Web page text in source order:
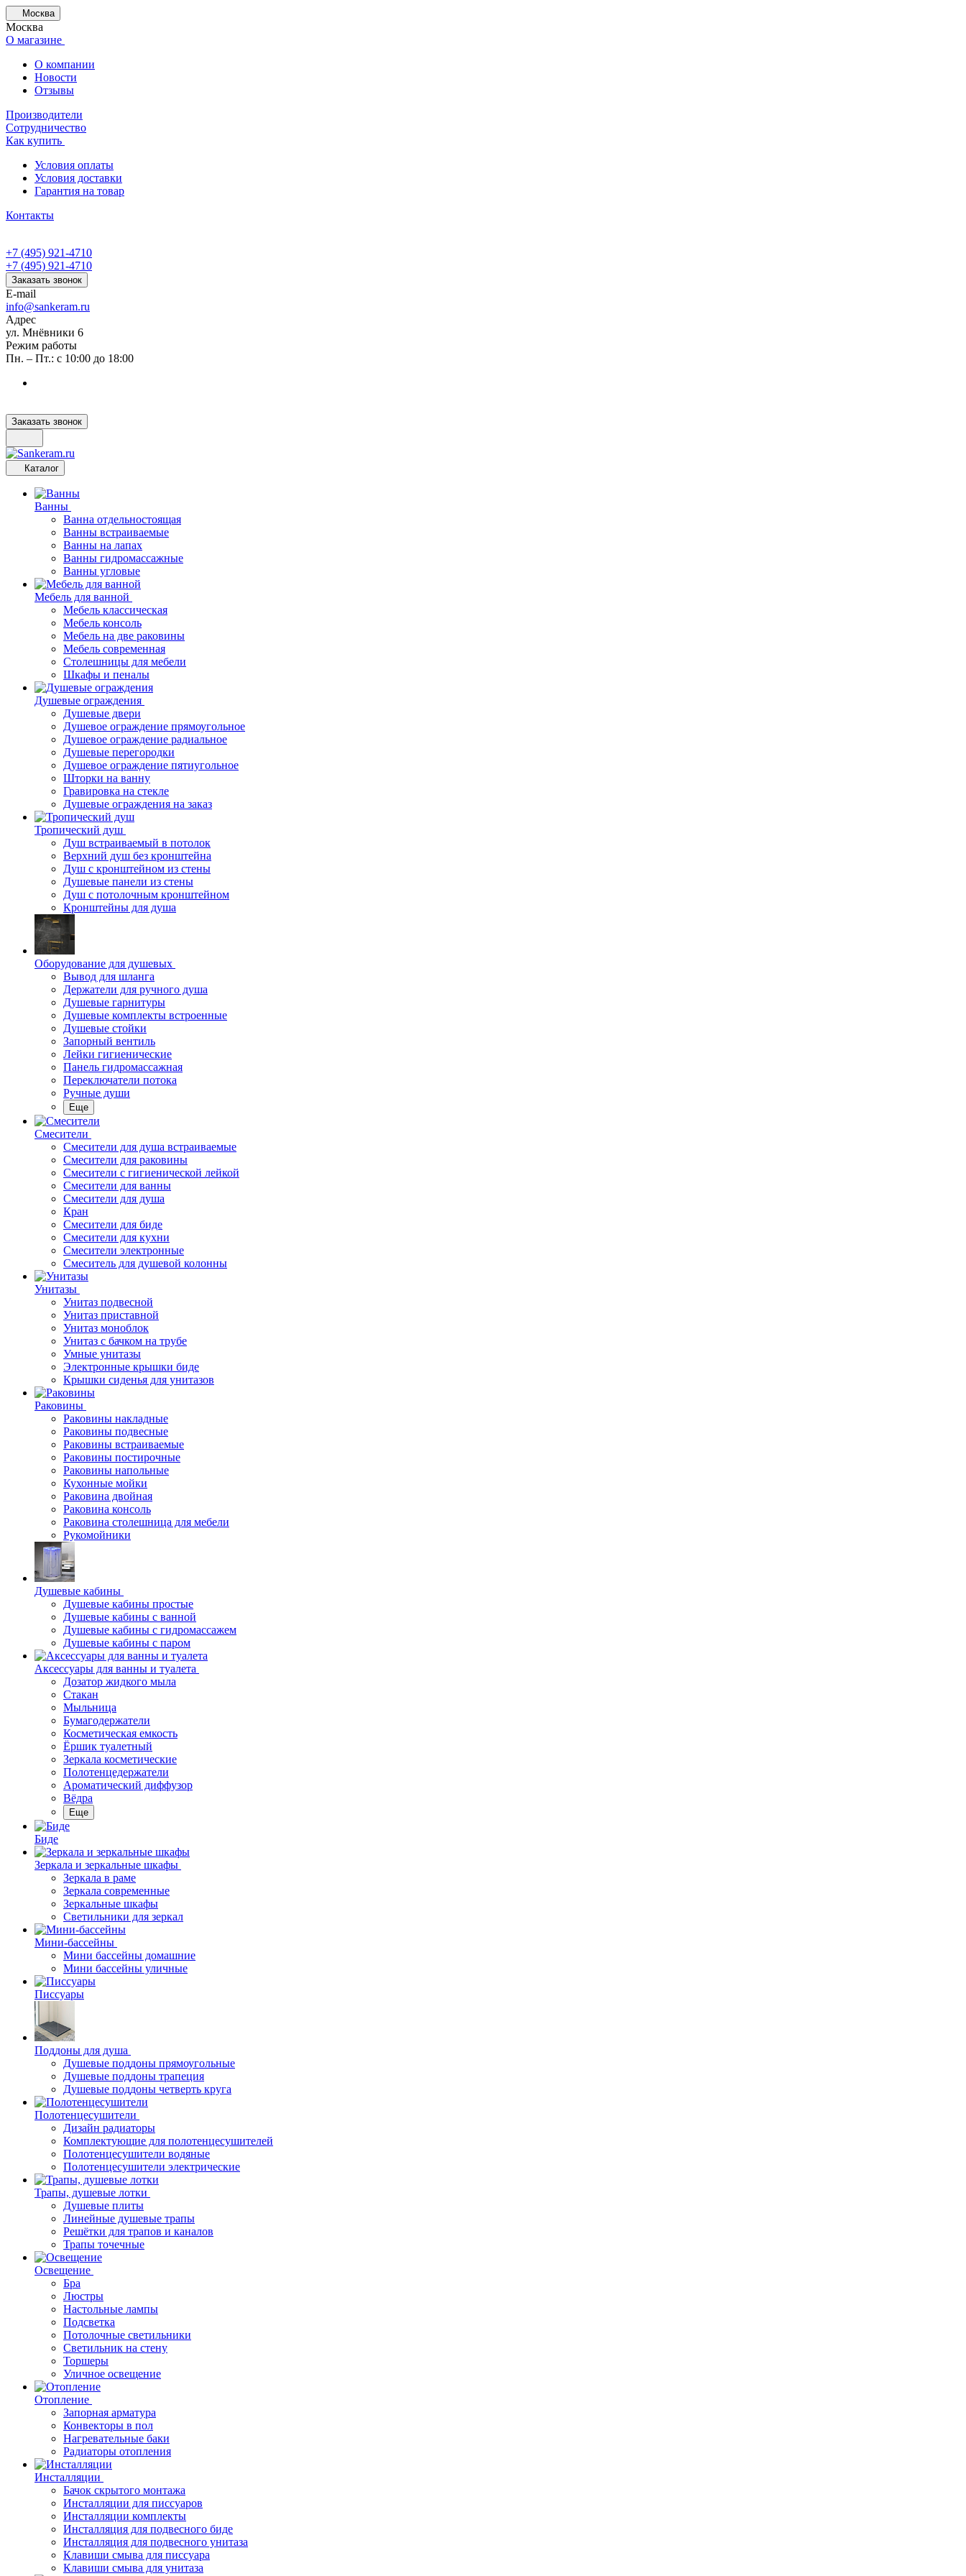
Москва
Москва
О магазине
О компании
Новости
Отзывы
Производители
Сотрудничество
Как купить
Условия оплаты
Условия доставки
Гарантия на товар
Контакты
+7 (495) 921-4710
+7 (495) 921-4710
Заказать звонок
E-mail
info@sankeram.ru
Адрес
ул. Мнёвники 6
Режим работы
Пн. – Пт.: с 10:00 до 18:00
Заказать звонок
Каталог
Ванны
Ванна отдельностоящая
Ванны встраиваемые
Ванны на лапах
Ванны гидромассажные
Ванны угловые
Мебель для ванной
Мебель классическая
Мебель консоль
Мебель на две раковины
Мебель современная
Столешницы для мебели
Шкафы и пеналы
Душевые ограждения
Душевые двери
Душевое ограждение прямоугольное
Душевое ограждение радиальное
Душевые перегородки
Душевое ограждение пятиугольное
Шторки на ванну
Гравировка на стекле
Душевые ограждения на заказ
Тропический душ
Душ встраиваемый в потолок
Верхний душ без кронштейна
Душ с кронштейном из стены
Душевые панели из стены
Душ с потолочным кронштейном
Кронштейны для душа
Оборудование для душевых
Вывод для шланга
Держатели для ручного душа
Душевые гарнитуры
Душевые комплекты встроенные
Душевые стойки
Запорный вентиль
Лейки гигиенические
Панель гидромассажная
Переключатели потока
Ручные души
Еще
Смесители
Смесители для душа встраиваемые
Смесители для раковины
Смесители с гигиенической лейкой
Смесители для ванны
Смесители для душа
Кран
Смесители для биде
Смесители для кухни
Смесители электронные
Смеситель для душевой колонны
Унитазы
Унитаз подвесной
Унитаз приставной
Унитаз моноблок
Унитаз с бачком на трубе
Умные унитазы
Электронные крышки биде
Крышки сиденья для унитазов
Раковины
Раковины накладные
Раковины подвесные
Раковины встраиваемые
Раковины постирочные
Раковины напольные
Кухонные мойки
Раковина двойная
Раковина консоль
Раковина столешница для мебели
Рукомойники
Душевые кабины
Душевые кабины простые
Душевые кабины с ванной
Душевые кабины с гидромассажем
Душевые кабины с паром
Аксессуары для ванны и туалета
Дозатор жидкого мыла
Стакан
Мыльница
Бумагодержатели
Косметическая емкость
Ёршик туалетный
Зеркала косметические
Полотенцедержатели
Ароматический диффузор
Вёдра
Еще
Биде
Зеркала и зеркальные шкафы
Зеркала в раме
Зеркала современные
Зеркальные шкафы
Светильники для зеркал
Мини-бассейны
Мини бассейны домашние
Мини бассейны уличные
Писсуары
Поддоны для душа
Душевые поддоны прямоугольные
Душевые поддоны трапеция
Душевые поддоны четверть круга
Полотенцесушители
Дизайн радиаторы
Комплектующие для полотенцесушителей
Полотенцесушители водяные
Полотенцесушители электрические
Трапы, душевые лотки
Душевые плиты
Линейные душевые трапы
Решётки для трапов и каналов
Трапы точечные
Освещение
Бра
Люстры
Настольные лампы
Подсветка
Потолочные светильники
Светильник на стену
Торшеры
Уличное освещение
Отопление
Запорная арматура
Конвекторы в пол
Нагревательные баки
Радиаторы отопления
Инсталляции
Бачок скрытого монтажа
Инсталляции для писсуаров
Инсталляции комплекты
Инсталляция для подвесного биде
Инсталляция для подвесного унитаза
Клавиши смыва для писсуара
Клавиши смыва для унитаза